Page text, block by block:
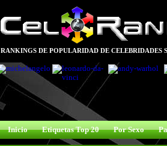
RANKINGS DE POPULARIDAD DE CELEBRIDADES
Inicio Etiquetas Top 20 Por Sexo